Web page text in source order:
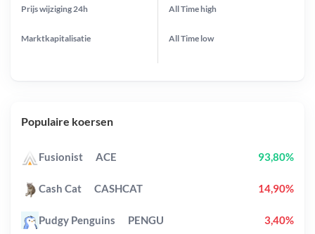
Prijs wijziging 24h
Marktkapitalisatie
All Timehigh
All Time low
Populaire koersen
Fusionist ACE 93,80%
Cash Cat CASHCAT 14,90%
Pudgy Penguins PENGU 3,40%